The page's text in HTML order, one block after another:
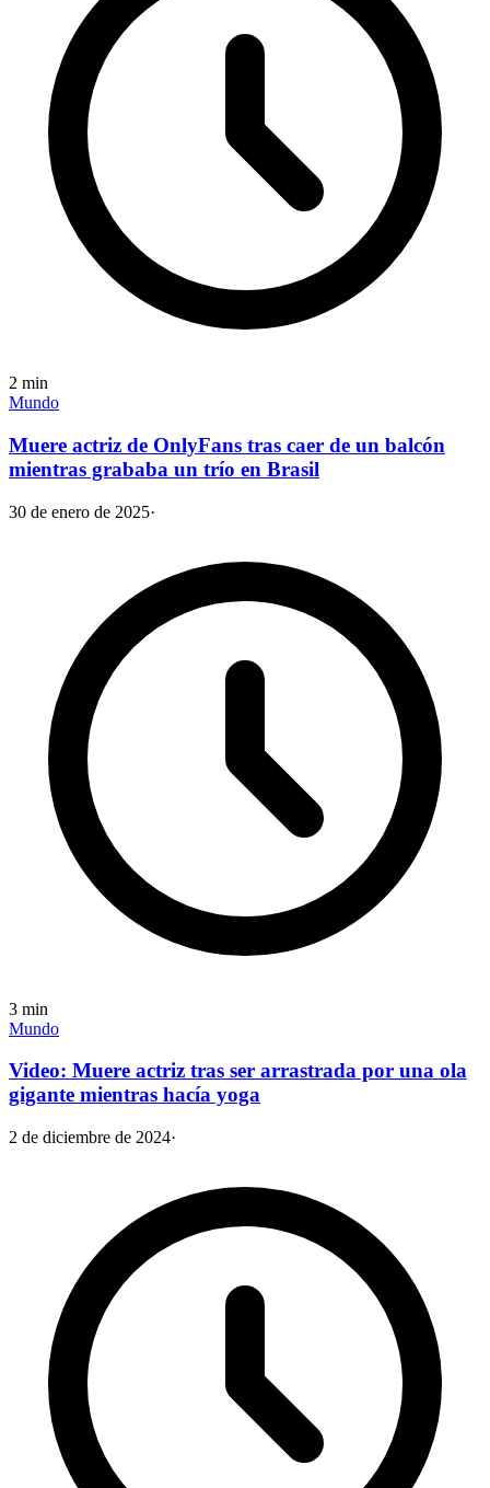
2 min
Mundo
Muere actriz de OnlyFans tras caer de un balcón
mientras grababa un trío en Brasil
30 de enero de 2025·
3 min
Mundo
Video: Muere actriz tras ser arrastrada por una ola
gigante mientras hacía yoga
2 de diciembre de 2024·